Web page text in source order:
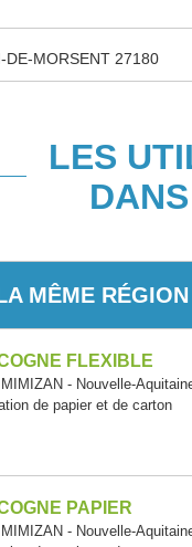
DE-MORSENT 27180
LES
MÊME RÉGION
FLEXIBLE
- Nouvelle-
de papier et de carton
PAPIER
- Nouvelle-